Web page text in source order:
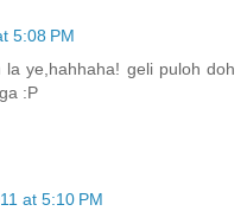
5:08 PM
ye,hahhaha! geli puloh doh
:P
at 5:10 PM